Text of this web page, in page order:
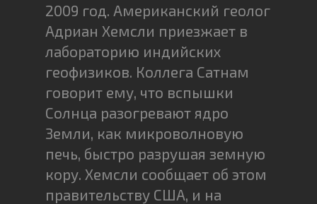
2009 год. Американский геолог
Адриан Хемсли приезжает в
лабораторию индийских
геофизиков. Коллега Сатнам
говорит ему, что вспышки
Солнца разогревают ядро
Земли, как микроволновую
печь, быстро разрушая земную
кору. Хемсли сообщает об этом
правительству США, и на